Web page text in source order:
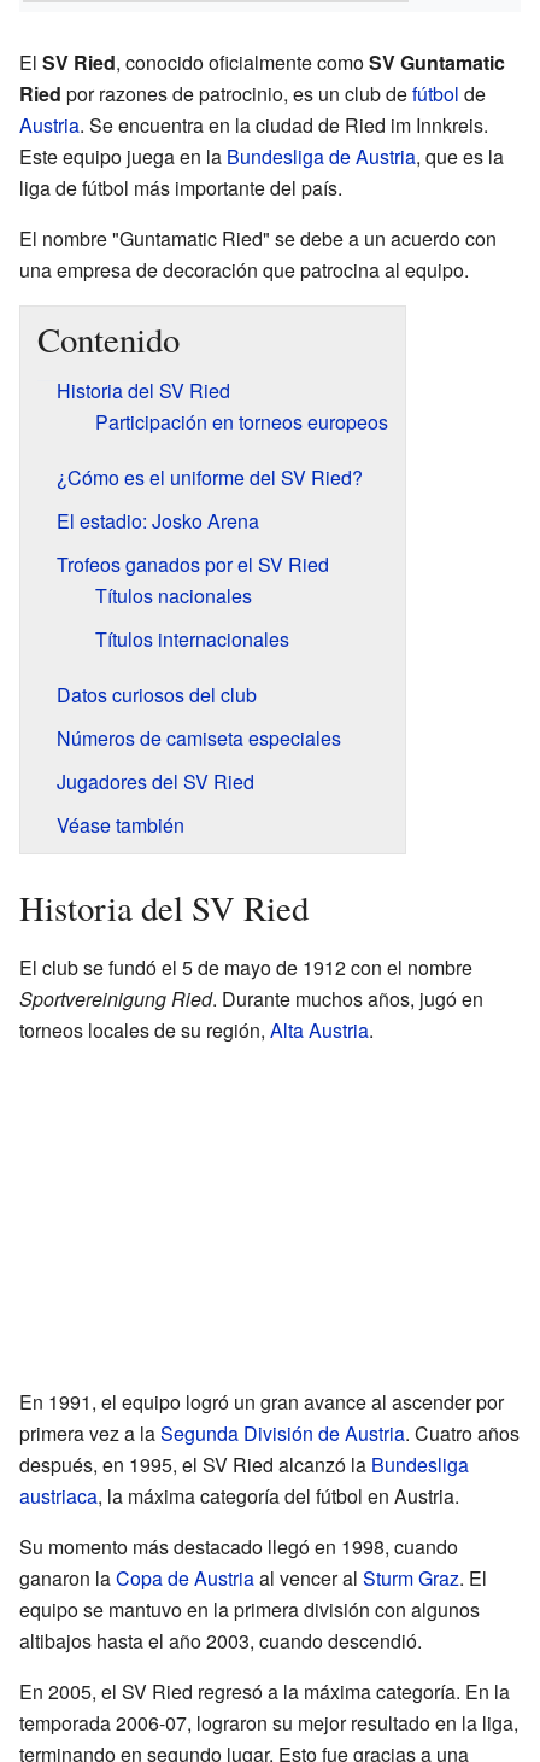
El SV Ried, conocido oficialmente comoSV Guntamatic
Ried por razones de patrocinio, es un club defútbol de
Austria. Se encuentra en la ciudad de Ried im Innkreis.
Este equipo juega en la Bundesliga de Austria, que es la
liga de fútbol más importante del país.
El nombre "Guntamatic Ried" se debe a un acuerdo con
una empresa de decoración que patrocina al equipo.
Contenido
Historia del SV Ried
Participación en torneos europeos
¿Cómo es el uniforme del SV Ried?
El estadio: Josko Arena
Trofeos ganados por el SV Ried
Títulos nacionales
Títulos internacionales
Datos curiosos del club
Números de camiseta especiales
Jugadores del SV Ried
Véase también
Historia del SV Ried
El club se fundó el 5 de mayo de 1912 con el nombre
Sportvereinigung Ried. Durante muchos años, jugó en
torneos locales de su región, Alta Austria.
En 1991, el equipo logró un gran avance al ascender por
primera vez a laSegunda División de Austria. Cuatro años
después, en 1995, el SV Ried alcanzó la Bundesliga
austriaca, la máxima categoría del fútbol en Austria.
Su momento más destacado llegó en 1998, cuando
ganaron laCopa de Austriaal vencer al Sturm Graz. El
equipo se mantuvo en la primera división con algunos
altibajos hasta el año 2003, cuando descendió.
En 2005, el SV Ried regresó a la máxima categoría. En la
temporada 2006-07, lograron su mejor resultado en la liga,
terminando en segundo lugar. Esto fue gracias a una